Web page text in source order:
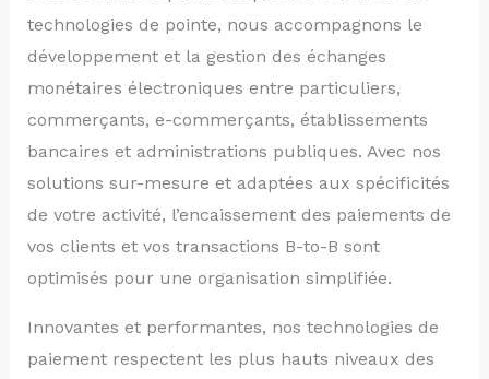
technologies de pointe, nous accompagnons le
développement et la gestion des échanges
monétaires électroniques entre particuliers,
commerçants, e-commerçants, établissements
bancaires et administrations publiques. Avec nos
solutions sur-mesure et adaptées aux spécificités
de votre activité, l’encaissement des paiements de
vos clients et vos transactions B-to-B sont
optimisés pour une organisation simplifiée.
Innovantes et performantes, nos technologies de
paiement respectent les plus hauts niveaux des